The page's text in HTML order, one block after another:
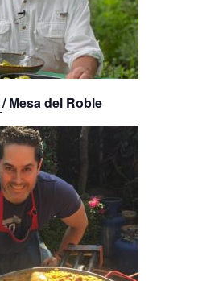
/ Mesa del Roble